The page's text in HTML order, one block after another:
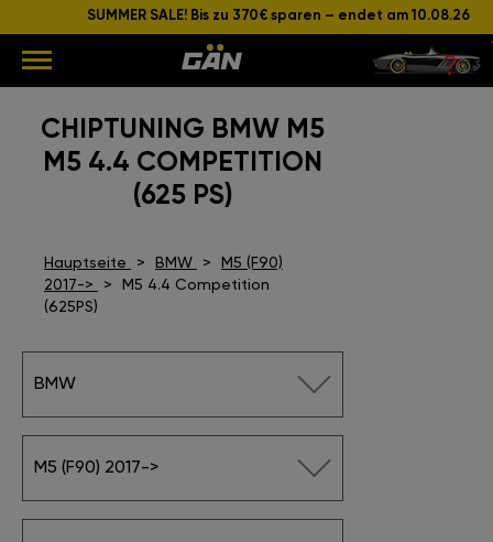
SUMMER SALE! Bis zu 370€ sparen – endet am 10.08.26
CHIPTUNING BMW M5
M5 4.4 COMPETITION
(625 PS)
Hauptseite BMW
M5 (F90)
2017->
M5 4.4 Competition
(625PS)
BMW
M5 (F90) 2017->